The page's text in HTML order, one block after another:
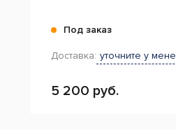
Под заказ
Доставка: уточните у
5 200 руб.